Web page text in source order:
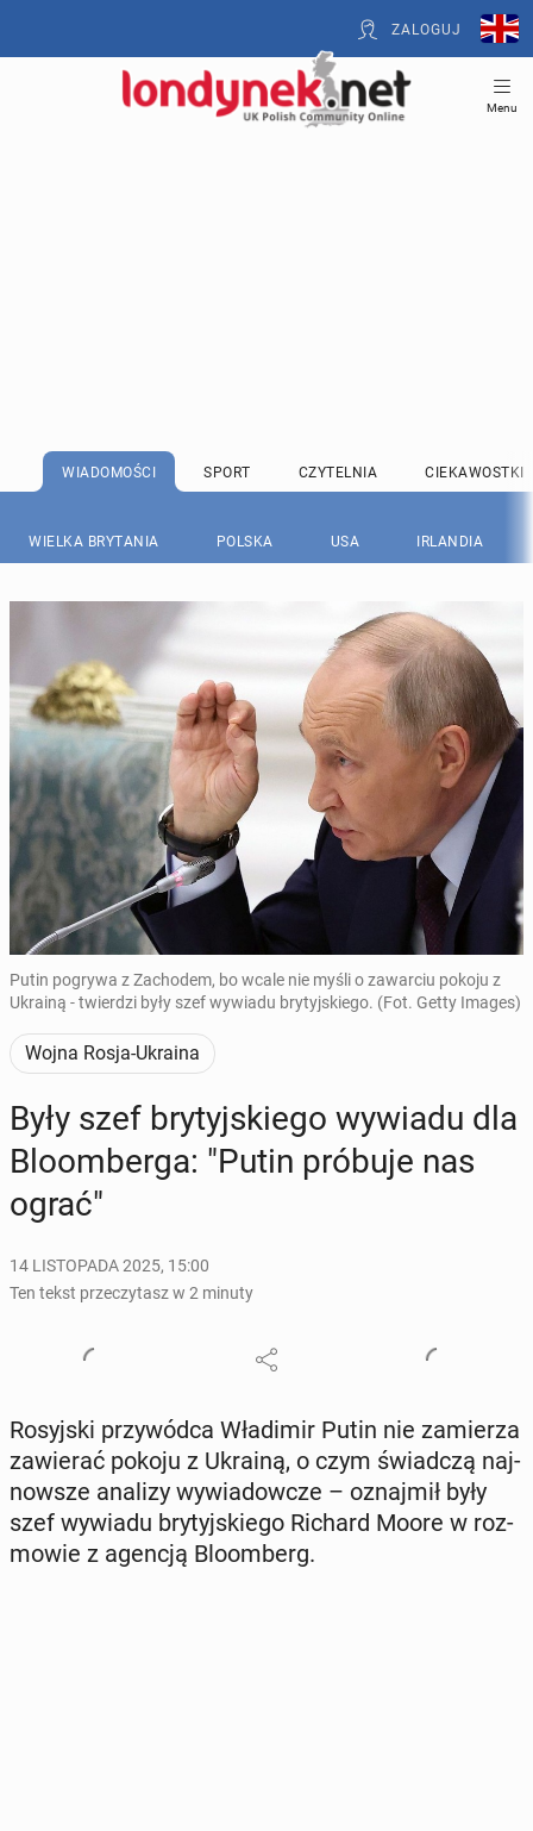
ZALOGUJ
Menu
WIADOMOŚCI SPORT CZYTELNIA CIEKAWOSTKI
WIELKA BRYTANIA POLSKA USA IRLANDIA
Putin pogrywa z Zachodem, bo wcale nie myśli o zawarciu pokoju z
Ukrainą - twierdzi były szef wywiadu brytyjskiego. (Fot. Getty Images)
Wojna Rosja-Ukraina
Były szef bry­tyj­skie­go wywiadu dla
Blo­om­ber­ga: "Putin próbuje nas
ograć"
14 LISTOPADA 2025, 15:00
Ten tekst przeczytasz w 2 minuty
Ro­syj­ski przy­wód­ca Wła­di­mir Putin nie za­mie­rza
za­wie­rać pokoju z Ukrainą, o czym świad­czą naj­
now­sze analizy wy­wia­dow­cze – oznaj­mił były
szef wywiadu bry­tyj­skie­go Richard Moore w roz­
mo­wie z agencją Blo­om­berg.